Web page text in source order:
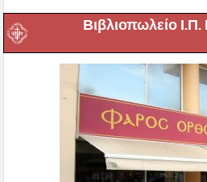
Βιβλιοπωλείο